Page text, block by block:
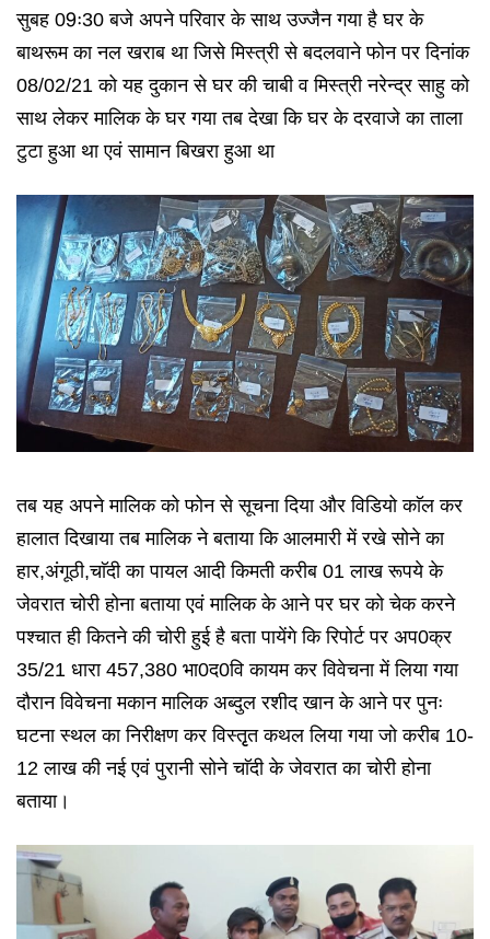
सुबह 09ः30 बजे अपने परिवार के साथ उज्जैन गया है घर के
बाथरूम का नल खराब था जिसे मिस्त्री से बदलवाने फोन पर दिनांक
08/02/21 को यह दुकान से घर की चाबी व मिस्त्री नरेन्द्र साहु को
साथ लेकर मालिक के घर गया तब देखा कि घर के दरवाजे का ताला
टुटा हुआ था एवं सामान बिखरा हुआ था
तब यह अपने मालिक को फोन से सूचना दिया और विडियो काॅल कर
हालात दिखाया तब मालिक ने बताया कि आलमारी में रखे सोने का
हार,अंगूठी,चाॅदी का पायल आदी किमती करीब 01 लाख रूपये के
जेवरात चोरी होना बताया एवं मालिक के आने पर घर को चेक करने
पश्चात ही कितने की चोरी हुई है बता पायेंगे कि रिपोर्ट पर अप0क्र
35/21 धारा 457,380 भा0द0वि कायम कर विवेचना में लिया गया
दौरान विवेचना मकान मालिक अब्दुल रशीद खान के आने पर पुनः
घटना स्थल का निरीक्षण कर विस्तृृत कथल लिया गया जो करीब 10-
12 लाख की नई एवं पुरानी सोने चाॅदी के जेवरात का चोरी होना
बताया।